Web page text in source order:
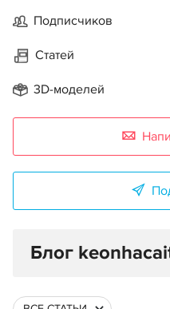
Подписчиков
Статей
3D-моделей
Блог